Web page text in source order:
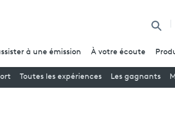
à une émission À votre écoute
Toutes les expériences Les gagnants